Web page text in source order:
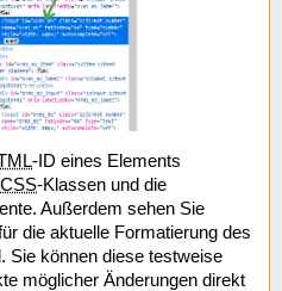
-ID eines Elements
CSS-Klassen und die
Außerdem sehen Sie
die aktuelle Formatierung des
Sie können diese testweise
möglicher Änderungen direkt